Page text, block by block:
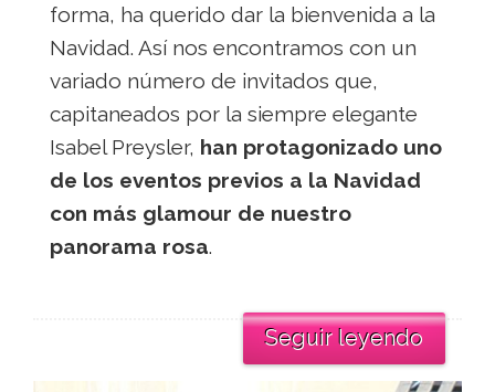
forma, ha querido dar la bienvenida a la
Navidad. Así nos encontramos con un
variado número de invitados que,
capitaneados por la siempre elegante
Isabel Preysler, han protagonizado uno
de los eventos previos a la Navidad
con más glamour de nuestro
panorama rosa.
Seguir leyendo